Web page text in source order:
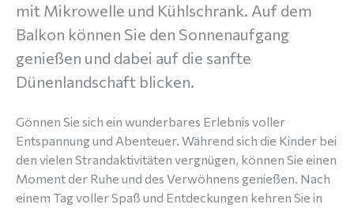
mit Mikrowelle und Kühlschrank. Auf dem
Balkon können Sie den Sonnenaufgang
genießen und dabei auf die sanfte
Dünenlandschaft blicken.
Gönnen Sie sich ein wunderbares Erlebnis voller
Entspannung und Abenteuer. Während sich die Kinder bei
den vielen Strandaktivitäten vergnügen, können Sie einen
Moment der Ruhe und des Verwöhnens genießen. Nach
einem Tag voller Spaß und Entdeckungen kehren Sie in